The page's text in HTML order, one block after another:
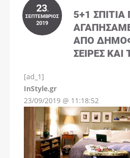
23.
ΣΕΠΤΈΜΒΡΙΟΣ
2019
5+1
ΑΠΌ
ΣΕΙΡΈΣ ΚΑΙ
[ad_1]
InStyle.gr
23/09/2019 @ 11:18:52